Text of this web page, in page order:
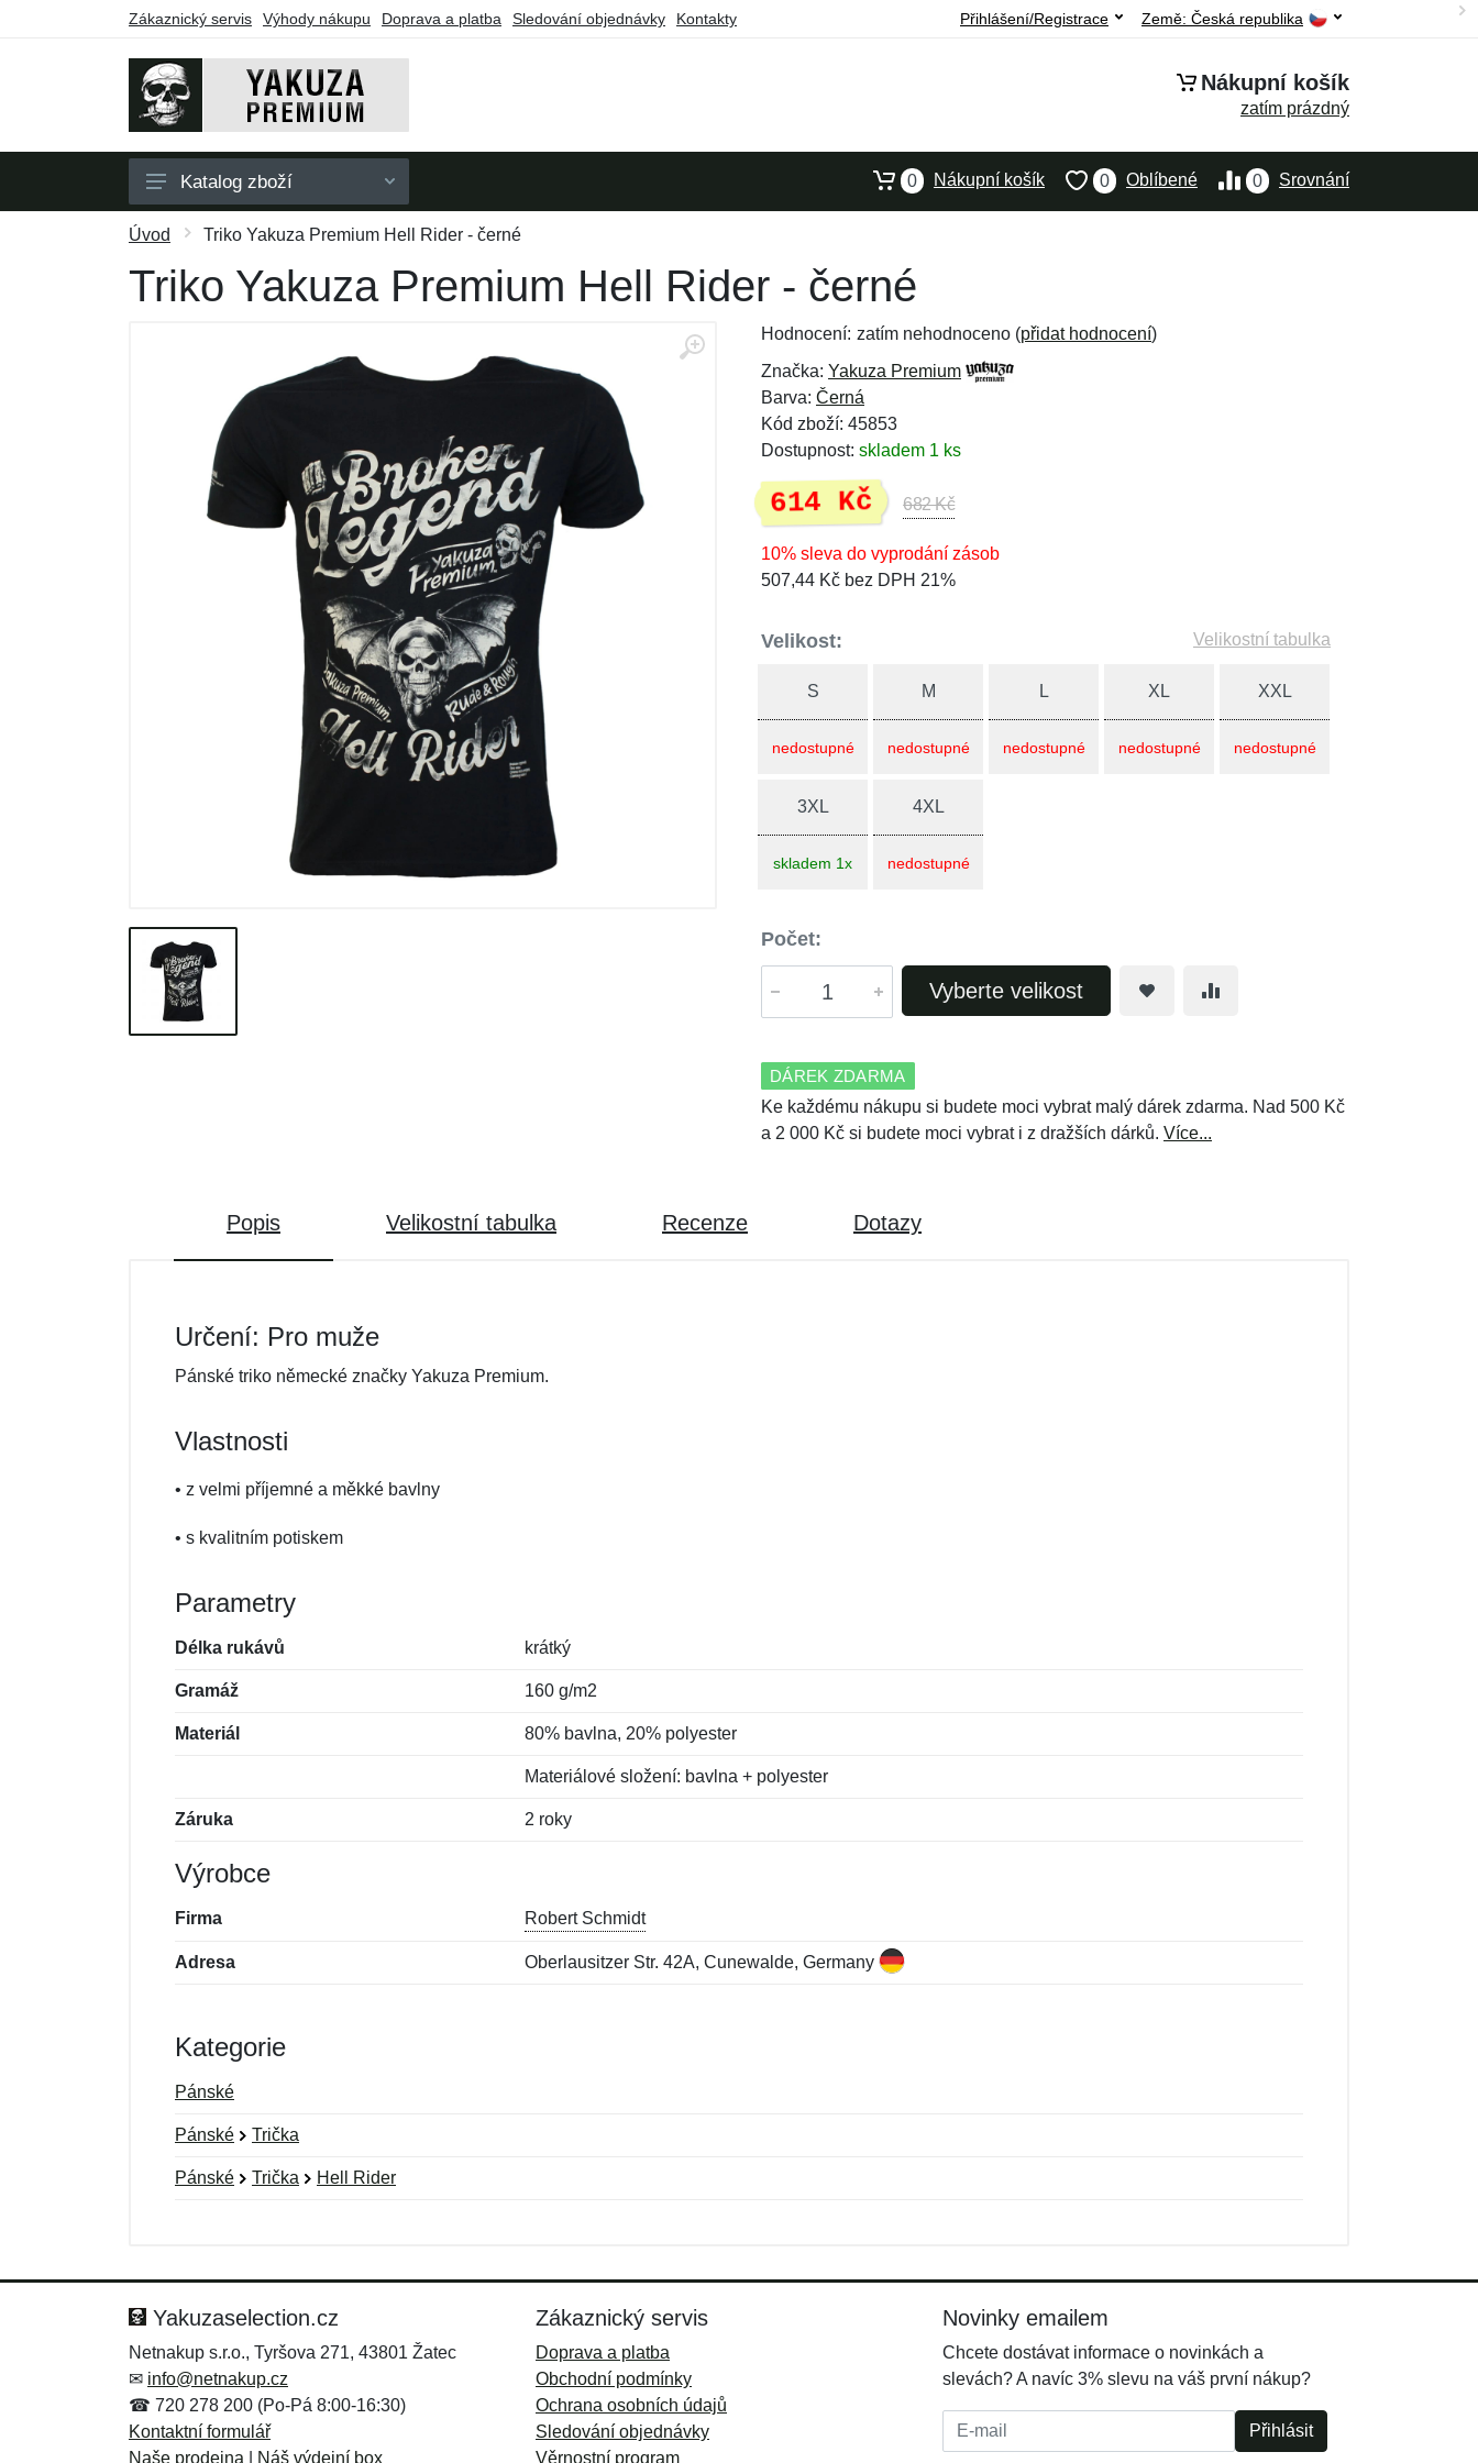
Zákaznický servis Výhody nákupu Doprava a platba Sledování objednávky Kontakty Země: Česká republika
Přihlášení/Registrace
Nákupní košík
zatím prázdný
Pánské
Dámské
Katalog zboží 0 Srovnání
0 Oblíbené
0 Nákupní košík
Úvod Triko Yakuza Premium Hell Rider - černé
Triko Yakuza Premium Hell Rider - černé
Hodnocení: zatím nehodnoceno (přidat hodnocení)
Značka: Yakuza Premium
Barva: Černá
Kód zboží: 45853
Dostupnost: skladem 1 ks
614 Kč 682 Kč
10% sleva do vyprodání zásob
507,44 Kč bez DPH 21%
Velikost: Velikostní tabulka
S
nedostupné
M
nedostupné
L
nedostupné
XL
nedostupné
XXL
nedostupné
3XL
skladem 1x
4XL
nedostupné
Počet:
Vyberte velikost
DÁREK ZDARMA
Ke každému nákupu si budete moci vybrat malý dárek zdarma. Nad 500 Kč
a 2 000 Kč si budete moci vybrat i z dražších dárků. Více...
Popis Velikostní tabulka Recenze Dotazy
Určení: Pro muže
Pánské triko německé značky Yakuza Premium.
Vlastnosti
• z velmi příjemné a měkké bavlny
• s kvalitním potiskem
Parametry
Délka rukávů krátký
Gramáž 160 g/m2
Materiál 80% bavlna, 20% polyester
Materiálové složení: bavlna + polyester
Záruka 2 roky
Výrobce
Firma Robert Schmidt
Adresa Oberlausitzer Str. 42A, Cunewalde, Germany
Kategorie
Pánské
Pánské Trička
Pánské Trička Hell Rider
Zpráva*
Zpráva*
Yakuzaselection.cz
Netnakup s.r.o., Tyršova 271, 43801 Žatec
✉ info@netnakup.cz
☎ 720 278 200 (Po-Pá 8:00-16:30)
Kontaktní formulář
Naše prodejna
Náš výdejní box
Zákaznický servis
Doprava a platba
Obchodní podmínky
Ochrana osobních údajů
Sledování objednávky
Věrnostní program
Novinky emailem
Chcete dostávat informace o novinkách a
slevách? A navíc 3% slevu na váš první nákup?
E-mail: Přihlásit